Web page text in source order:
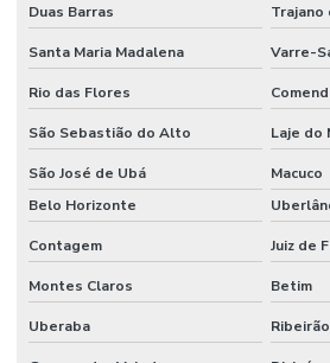
Limpeza De Pneus E Equipamentos
Limpeza De Pós Obra E Conservação
Limpeza De Recepção E Corredores
Limpeza E Conservação
Limpeza E Conservação De Ambientes
Limpeza de espaços corporativos
Limpeza Especializada Para Ambientes
Limpeza Profissional De Ambientes
Duas Barras Trajano
Santa Maria Madalena Varre-
Rio das Flores
São Sebastião do Alto Laje do
São José de Ubá
Macuco
Belo Horizonte
Contagem Juiz de
Montes Claros Betim
Uberaba